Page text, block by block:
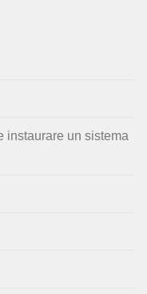
instaurare un sistema